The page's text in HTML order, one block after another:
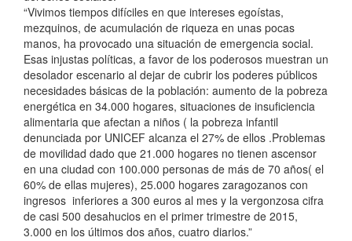
“Vivimos tiempos difíciles en que intereses egoístas,
mezquinos, de acumulación de riqueza en unas pocas
manos, ha provocado una situación de emergencia social.
Esas injustas políticas, a favor de los poderosos muestran un
desolador escenario al dejar de cubrir los poderes públicos
necesidades básicas de la población: aumento de la pobreza
energética en 34.000 hogares, situaciones de insuficiencia
alimentaria que afectan a niños ( la pobreza infantil
denunciada por UNICEF alcanza el 27% de ellos .Problemas
de movilidad dado que 21.000 hogares no tienen ascensor
en una ciudad con 100.000 personas de más de 70 años( el
60% de ellas mujeres), 25.000 hogares zaragozanos con
ingresos inferiores a 300 euros al mes y la vergonzosa cifra
de casi 500 desahucios en el primer trimestre de 2015,
3.000 en los últimos dos años, cuatro diarios.”